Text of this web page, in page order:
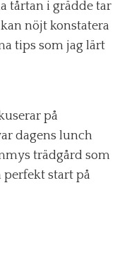
tårtan i grädde tar
nöjt konstatera
tips som jag lärt
på
dagens lunch
trädgård som
perfekt start på